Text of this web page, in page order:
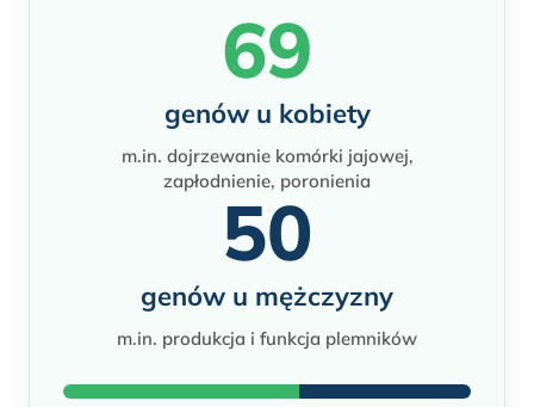
69
genów u kobiety
m.in. dojrzewanie komórki jajowej,
zapłodnienie, poronienia
50
genów u mężczyzny
m.in. produkcja i funkcja plemników